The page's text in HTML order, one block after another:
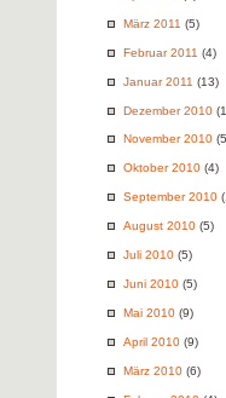
März 2011 (5)
Februar 2011 (4)
Januar 2011 (13)
Dezember 2010
November 2010
Oktober 2010 (4)
September 2010
August 2010 (5)
Juli 2010 (5)
Juni 2010 (5)
Mai 2010 (9)
April 2010 (9)
März 2010 (6)